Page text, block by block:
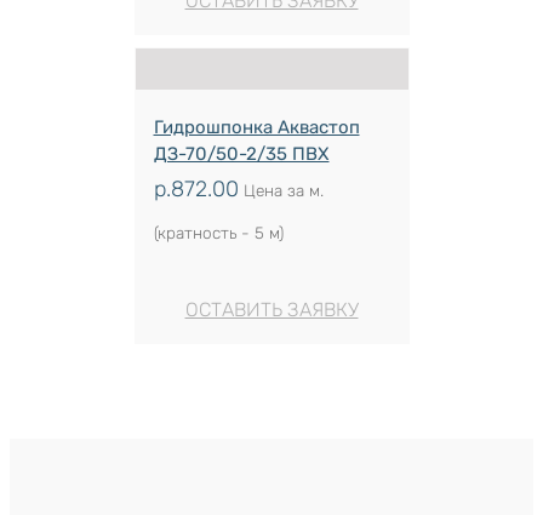
Гидрошпонка Аквастоп
ДЗ-70/50-2/35 ПВХ
р.872.00 Цена за м.
(кратность - 5 м)
ОСТАВИТЬ ЗАЯВКУ